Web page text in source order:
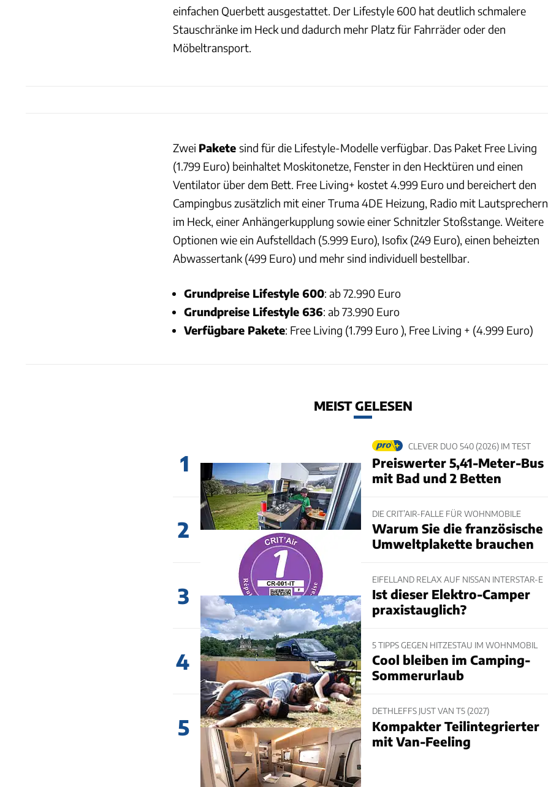
einfachen Querbett ausgestattet. Der Lifestyle 600 hat deutlich schmalere
Stauschränke im Heck und dadurch mehr Platz für Fahrräder oder den
Möbeltransport.
Zwei Pakete sind für die Lifestyle-Modelle verfügbar. Das Paket Free Living
(1.799 Euro) beinhaltet Moskitonetze, Fenster in den Hecktüren und einen
Ventilator über dem Bett. Free Living+ kostet 4.999 Euro und bereichert den
Campingbus zusätzlich mit einer Truma 4DE Heizung, Radio mit Lautsprechern
im Heck, einer Anhängerkupplung sowie einer Schnitzler Stoßstange. Weitere
Optionen wie ein Aufstelldach (5.999 Euro), Isofix (249 Euro), einen beheizten
Abwassertank (499 Euro) und mehr sind individuell bestellbar.
Grundpreise Lifestyle 600: ab 72.990 Euro
Grundpreise Lifestyle 636: ab 73.990 Euro
Verfügbare Pakete: Free Living (1.799 Euro ), Free Living + (4.999 Euro)
MEIST GELESEN
1
CLEVER DUO 540 (2026) IM TEST
Preiswerter 5,41-Meter-Bus
mit Bad und 2 Betten
2
DIE CRIT’AIR-FALLE FÜR WOHNMOBILE
Warum Sie die französische
Umweltplakette brauchen
3
EIFELLAND RELAX AUF NISSAN INTERSTAR-E
Ist dieser Elektro-Camper
praxistauglich?
4
5 TIPPS GEGEN HITZESTAU IM WOHNMOBIL
Cool bleiben im Camping-
Sommerurlaub
5
DETHLEFFS JUST VAN T5 (2027)
Kompakter Teilintegrierter
mit Van-Feeling